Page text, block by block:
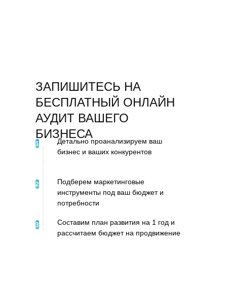
ЗАПИШИТЕСЬ НА
БЕСПЛАТНЫЙ ОНЛАЙН
АУДИТ ВАШЕГО
БИЗНЕСА
Детально проанализируем ваш
бизнес и ваших конкурентов
Подберем маркетинговые
инструменты под ваш бюджет и
потребности
Составим план развития на 1 год и
рассчитаем бюджет на продвижение
1
2
3